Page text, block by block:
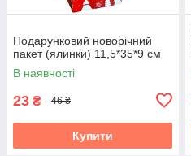
Подарунковий новорічний
пакет (ялинки) 11,5*35*9 см
В наявності
23 ₴ 46 ₴
Купити